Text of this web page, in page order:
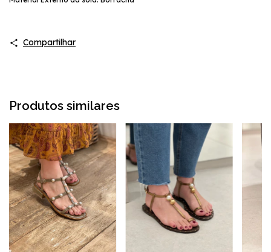
Compartilhar
Produtos similares